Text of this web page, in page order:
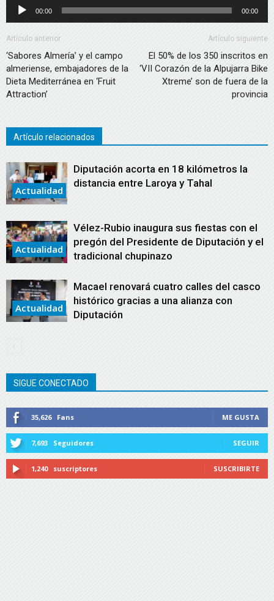
audio
Reproductor
de
audio
00:00 00:00
Artículo anterior
‘Sabores Almería’ y el campo
almeriense, embajadores de la
Dieta Mediterránea en ‘Fruit
Attraction’
Artículo siguiente
El 50% de los 350 inscritos en
‘VII Corazón de la Alpujarra Bike
Xtreme’ son de fuera de la
provincia
Artículo relacionados
Actualidad
Diputación acorta en 18 kilómetros la
distancia entre Laroya y Tahal
Actualidad
Vélez-Rubio inaugura sus fiestas con el
pregón del Presidente de Diputación y el
tradicional chupinazo
Actualidad
Macael renovará cuatro calles del casco
histórico gracias a una alianza con
Diputación
SIGUE CONECTADO
35,626 Fans ME GUSTA
7,693 Seguidores SEGUIR
1,240 suscriptores SUSCRIBIRTE